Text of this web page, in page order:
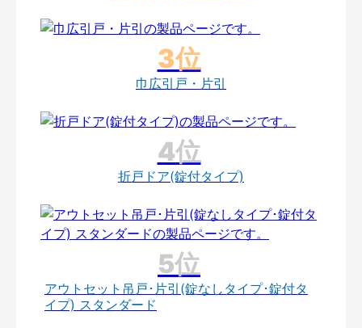
巾広引戸・片引
折戸ドア(錠付タイプ)
アウトセット吊戸･片引(錠なしタイプ･錠付タ
イプ) スタンダード